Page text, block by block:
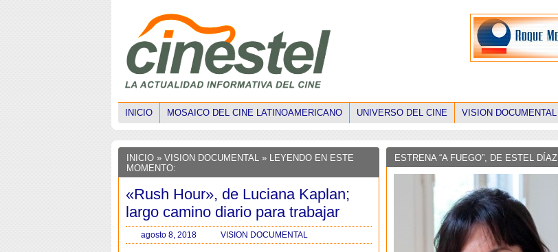
INICIO MOSAICO DEL CINE LATINOAMERICANO UNIVERSO DEL CINE VISION DOCUMENTAL
INICIO » VISION DOCUMENTAL » LEYENDO EN ESTE
MOMENTO:
«Rush Hour», de Luciana Kaplan;
largo camino diario para trabajar
agosto 8, 2018 VISION DOCUMENTAL
ESTRENA “A FUEGO”, DE ESTEL DÍAZ